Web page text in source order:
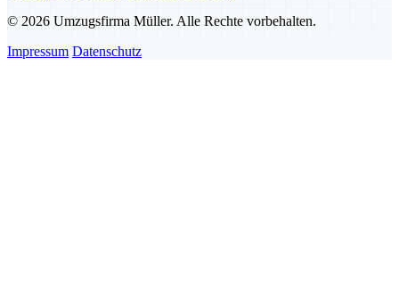
© 2026 Umzugsfirma Müller. Alle Rechte vorbehalten.
Impressum Datenschutz